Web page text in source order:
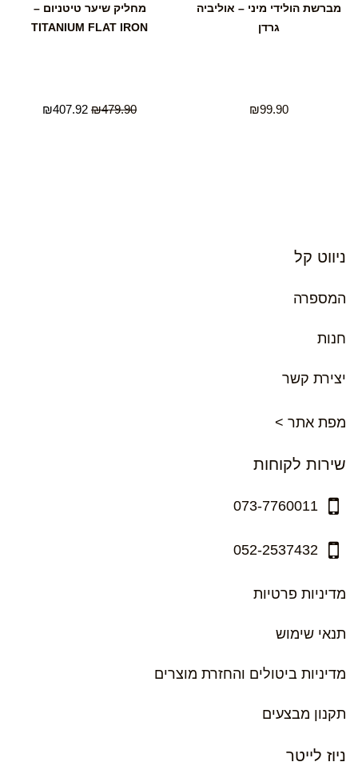
מברשת הולידי מיני – אוליביה
גרדן
₪99.90
מחליק שיער טיטניום –
TITANIUM FLAT IRON
₪479.90
₪407.92
ניווט קל
המספרה
חנות
יצירת קשר
מפת אתר >
שירות לקוחות
073-7760011
052-2537432
מדיניות פרטיות
תנאי שימוש
מדיניות ביטולים והחזרת מוצרים
תקנון מבצעים
ניוז לייטר